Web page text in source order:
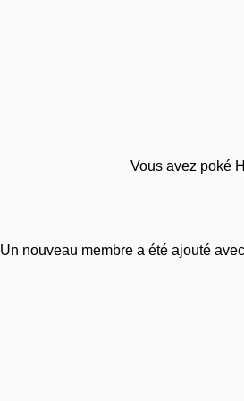
Vous avez poké
Un nouveau membre a été ajouté